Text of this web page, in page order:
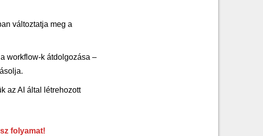
változtatja meg a
workflow-k átdolgozása –
az AI által létrehozott
folyamat!